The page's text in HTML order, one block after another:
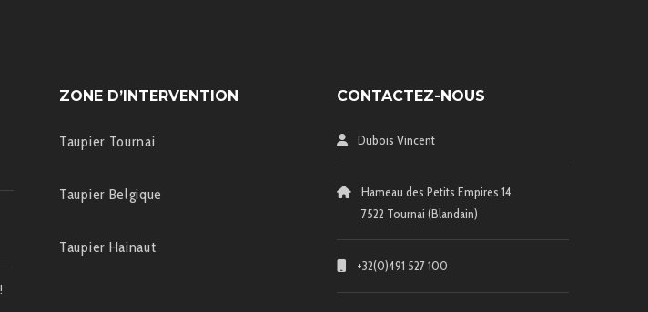
ZONE D’INTERVENTION
Taupier Tournai
Taupier Belgique
Taupier Hainaut
CONTACTEZ-NOUS
Dubois Vincent
Hameau des Petits Empires 14
7522 Tournai (Blandain)
+32(0)491 527 100